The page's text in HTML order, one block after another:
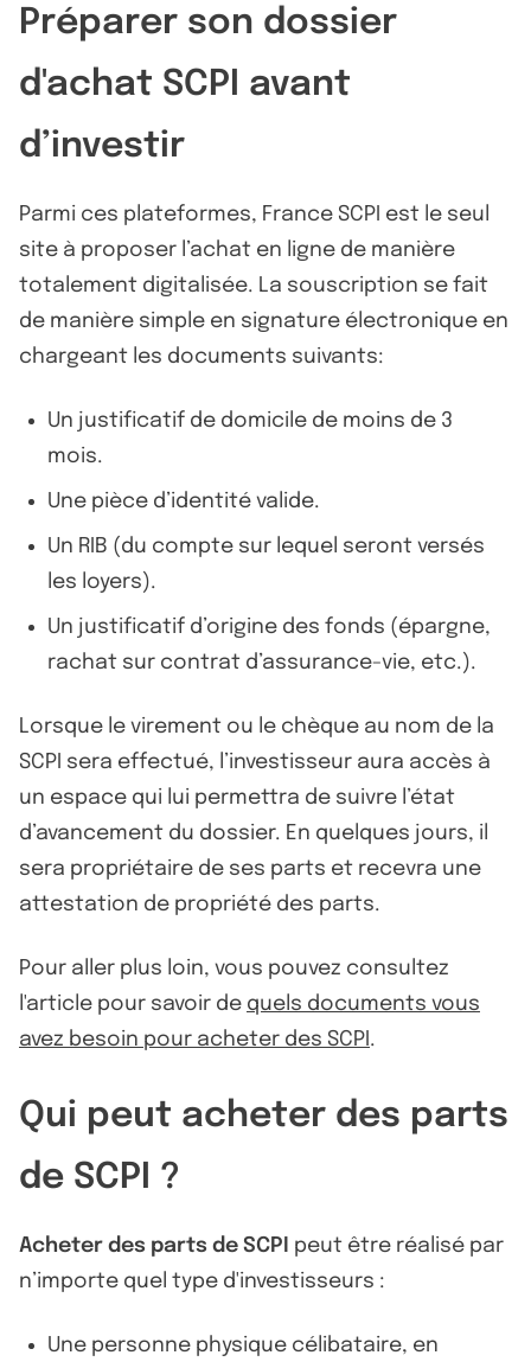
Préparer son dossier
d'achat SCPI avant
d’investir
Parmi ces plateformes, France SCPI est le seul
site à proposer l’achat en ligne de manière
totalement digitalisée. La souscription se fait
de manière simple en signature électronique en
chargeant les documents suivants:
Un justificatif de domicile de moins de 3
mois.
Une pièce d’identité valide.
Un RIB (du compte sur lequel seront versés
les loyers).
Un justificatif d’origine des fonds (épargne,
rachat sur contrat d’assurance-vie, etc.).
Lorsque le virement ou le chèque au nom de la
SCPI sera effectué, l’investisseur aura accès à
un espace qui lui permettra de suivre l’état
d’avancement du dossier. En quelques jours, il
sera propriétaire de ses parts et recevra une
attestation de propriété des parts.
Pour aller plus loin, vous pouvez consultez
l'article pour savoir de quels documents vous
avez besoin pour acheter des SCPI .
Qui peut acheter des parts
de SCPI ?
Acheter des parts de SCPI
peut être réalisé par
n’importe quel type d'investisseurs :
Une personne physique célibataire, en